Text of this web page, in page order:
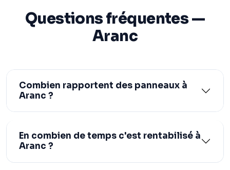
Questions fréquentes —
Aranc
Combien rapportent des panneaux à
Aranc ?
En combien de temps c'est rentabilisé à
Aranc ?